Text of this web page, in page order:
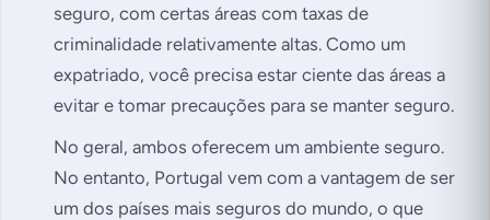
seguro, com certas áreas com taxas de
criminalidade relativamente altas. Como um
expatriado, você precisa estar ciente das áreas a
evitar e tomar precauções para se manter seguro.
No geral, ambos oferecem um ambiente seguro.
No entanto, Portugal vem com a vantagem de ser
um dos países mais seguros do mundo, o que